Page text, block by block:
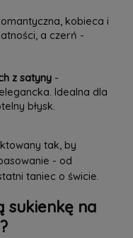
kobieca i
a czerń -
z satyny-
Idealna dla
błysk.
tak, by
- od
taniec o świcie.
sukienkę na